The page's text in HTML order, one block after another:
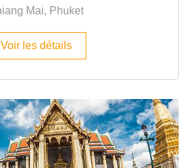
Mai, Phuket
Voir les détails